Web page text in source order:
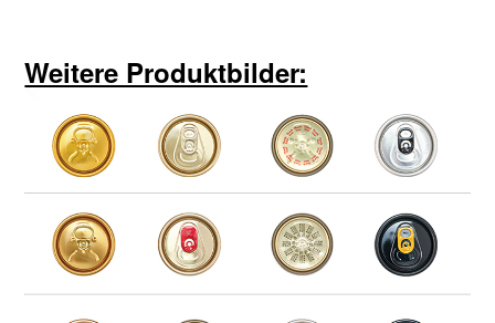
Weitere Produktbilder: